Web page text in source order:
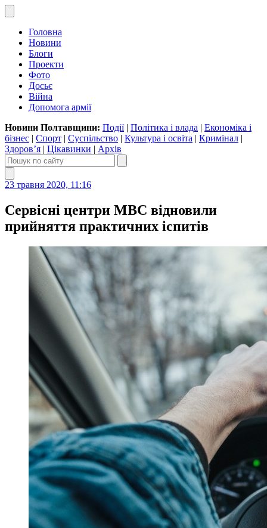
Головна
Новини
Блоги
Проекти
Фото
Досьє
Війна
Допомога армії
Новини Полтавщини: Події| Політика і влада | Економіка і
бізнес | Спорт | Суспільство | Культура і освіта | Кримінал |
Здоров’я | Цікавинки | Архів
23 травня 2020, 11:16
Сервісні центри МВС відновили
прийняття практичних іспитів